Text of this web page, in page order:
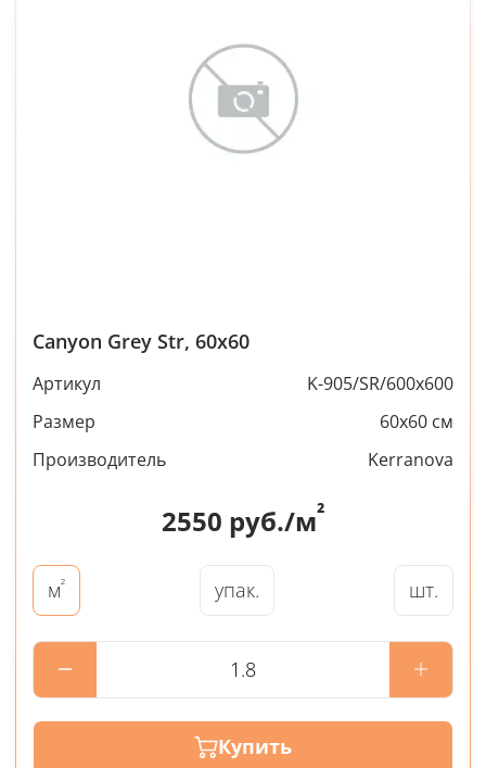
Canyon Grey Str, 60x60
Артикул
K-905/SR/600x600
Размер
60x60 см
Производитель
Kerranova
2550 руб./м²
м² упак. шт.
Купить